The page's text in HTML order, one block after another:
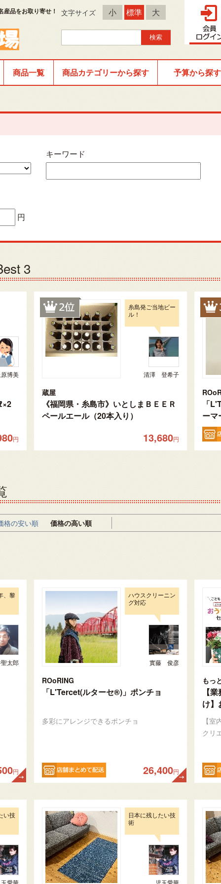
品をお取り寄せ！ 文字サイズ 小 標準 大
商品一覧 商品カテゴリーから探す 予算から探す
キーワード
円
3
博美
円
糸島発ご当地ビー
ル！
清澤 登希子
蔵屋
《福岡県・糸島市》いとしまＢＥＥＲ
ペールエール（20本入り）
13,680円
「
ーマ
格の安い順 価格の高い順
、黎
太郎
円
ハウスクリーニン
グ対応
實藤 俊彦
ROoRING
「L'Tercet(ルターセ®)」ポンチョ
多彩にアレンジできるポンチョ
26,400円
もっ
【
け】
【
クリ
い技
愛華
日本に残したい技
術
児玉愛華